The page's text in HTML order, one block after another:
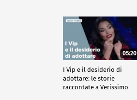
05:20
I Vip e il desiderio di
adottare: le storie
raccontate a Verissimo